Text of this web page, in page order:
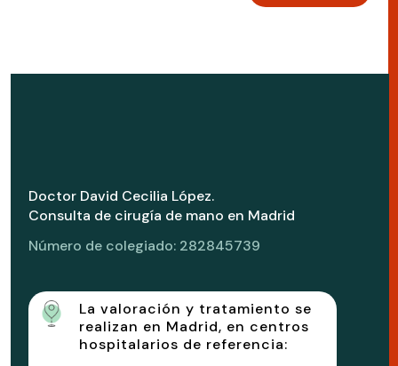
Doctor David Cecilia López.
Consulta de cirugía de mano en Madrid
Número de colegiado: 282845739
La valoración y tratamiento se
realizan en Madrid, en centros
hospitalarios de referencia: